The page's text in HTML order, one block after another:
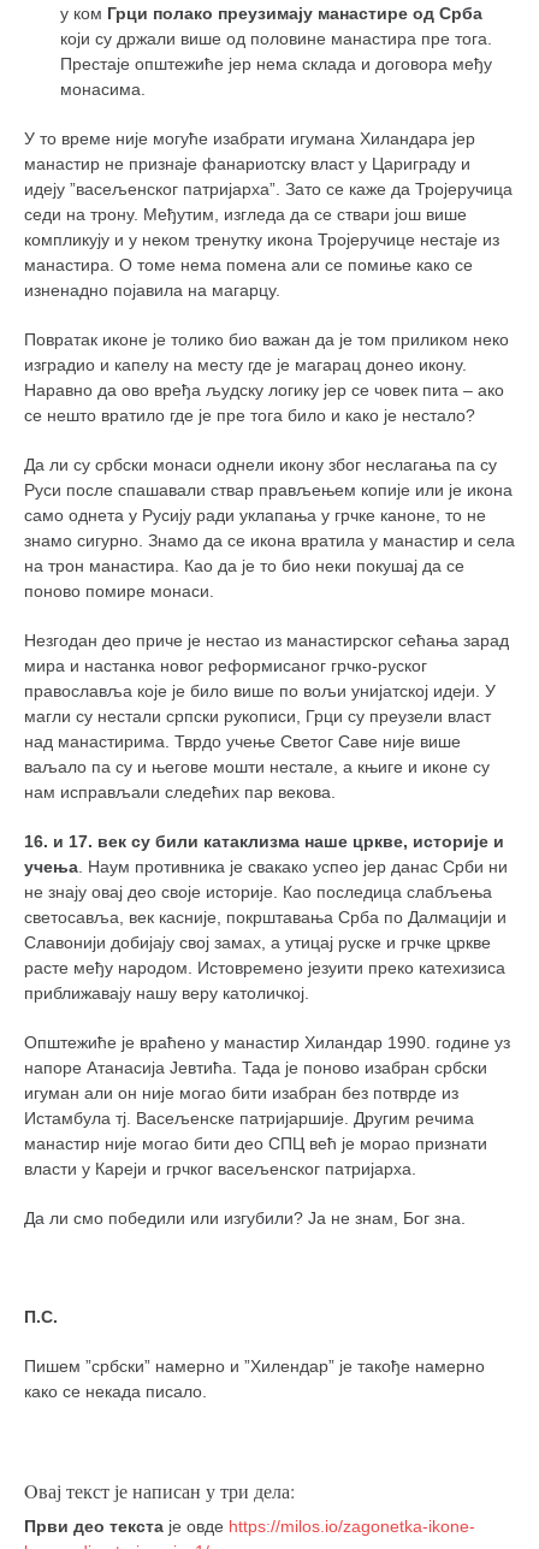
у ком Грци полако преузимају манастире од Срба
који су држали више од половине манастира пре тога.
Престаје општежиће јер нема склада и договора међу
монасима.
У то време није могуће изабрати игумана Хиландара јер
манастир не признаје фанариотску власт у Цариграду и
идеју ”васељенског патријарха”. Зато се каже да Тројеручица
седи на трону. Међутим, изгледа да се ствари још више
компликују и у неком тренутку икона Тројеручице нестаје из
манастира. О томе нема помена али се помиње како се
изненадно појавила на магарцу.
Повратак иконе је толико био важан да је том приликом неко
изградио и капелу на месту где је магарац донео икону.
Наравно да ово вређа људску логику јер се човек пита – ако
се нешто вратило где је пре тога било и како је нестало?
Да ли су србски монаси однели икону због неслагања па су
Руси после спашавали ствар прављењем копије или је икона
само однета у Русију ради уклапања у грчке каноне, то не
знамо сигурно. Знамо да се икона вратила у манастир и села
на трон манастира. Као да је то био неки покушај да се
поново помире монаси.
Незгодан део приче је нестао из манастирског сећања зарад
мира и настанка новог реформисаног грчко-руског
православља које је било више по вољи унијатској идеји. У
магли су нестали српски рукописи, Грци су преузели власт
над манастирима. Тврдо учење Светог Саве није више
ваљало па су и његове мошти нестале, а књиге и иконе су
нам исправљали следећих пар векова.
16. и 17. век су били катаклизма наше цркве, историје и
учења . Наум противника је свакако успео јер данас Срби ни
не знају овај део своје историје. Као последица слабљења
светосавља, век касније, покрштавања Срба по Далмацији и
Славонији добијају свој замах, а утицај руске и грчке цркве
расте међу народом. Истовремено језуити преко катехизиса
приближавају нашу веру католичкој.
Општежиће је враћено у манастир Хиландар 1990. године уз
напоре Атанасија Јевтића. Тада је поново изабран србски
игуман али он није могао бити изабран без потврде из
Истамбула тј. Васељенске патријаршије. Другим речима
манастир није могао бити део СПЦ већ је морао признати
власти у Кареји и грчког васељенског патријарха.
Да ли смо победили или изгубили? Ја не знам, Бог зна.
П.С.
Пишем ”србски” намерно и ”Хилендар” је такође намерно
како се некада писало.
Oвај текст је написан у три дела:
Први део текста је овде https://milos.io/zagonetka-ikone-